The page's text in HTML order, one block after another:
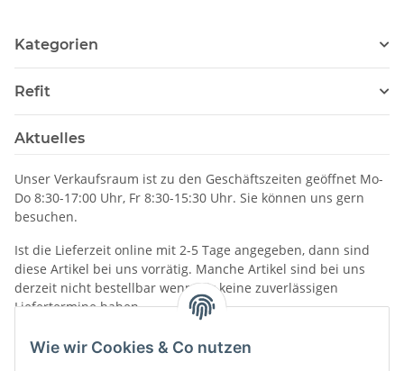
Wie wir Cookies & Co nutzen
Kategorien
Refit
Aktuelles
Unser Verkaufsraum ist zu den Geschäftszeiten geöffnet Mo-
Do 8:30-17:00 Uhr, Fr 8:30-15:30 Uhr. Sie können uns gern
besuchen.
Ist die Lieferzeit online mit 2-5 Tage angegeben, dann sind
diese Artikel bei uns vorrätig. Manche Artikel sind bei uns
derzeit nicht bestellbar wenn wir keine zuverlässigen
Liefertermine haben.
Informationen